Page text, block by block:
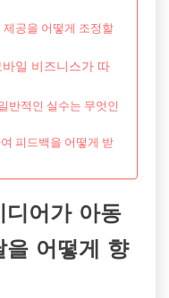
공을 어떻게 조정할
일 비즈니스가 따
반적인 실수는 무엇인
피드백을 어떻게 받
디어가 아동
을 어떻게 향